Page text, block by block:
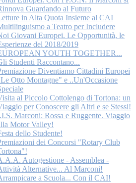
Guardando al Futuro
in Alta Quota Insieme al CAI
a Teatro per Includere
Giovani Europei. Le Opportunità, le
del 2018/2019
YOUTH TOGETHER...
Studenti Raccontano...
Diventiamo Cittadini Europei
Otto Montagne" e ..Un'Occasione
al Piccolo Cottolengo di Tortona: un
per Conoscere gli Altri e se Stessi!
Marconi: Rossa e Ruggente. Viaggio
Motor Valley!
dello Studente!
dei Concorsi "Rotary Club
Autogestione - Assemblea -
Alternative... Al Marconi!
a Scuola... Con il CAI!